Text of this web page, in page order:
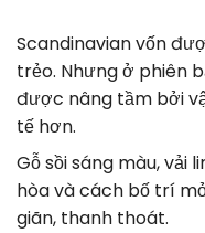
Scandinavian vốn
trẻo. Nhưng ở phiên
được nâng tầm bởi
tế hơn.
Gỗ sồi sáng màu, vải
hòa và cách bố trí
giãn, thanh thoát.